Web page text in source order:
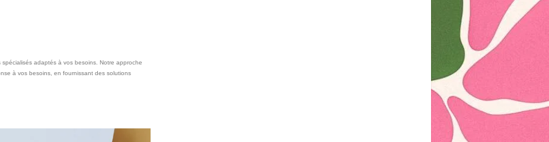
adaptés à vos besoins. Notre approche
à vos besoins, en fournissant des solutions